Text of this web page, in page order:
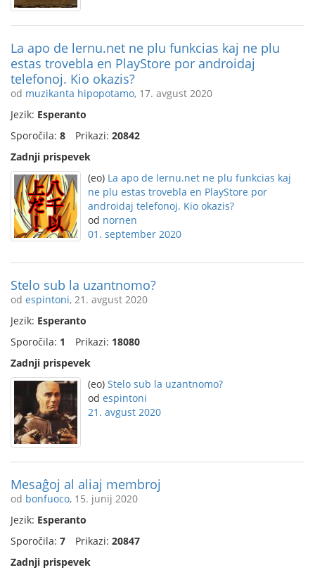
La apo de lernu.net ne plu funkcias kaj ne plu
estas trovebla en PlayStore por androidaj
telefonoj. Kio okazis?
od muzikanta hipopotamo, 17. avgust 2020
Jezik: Esperanto
Sporočila: 8 Prikazi: 20842
Zadnji prispevek
(eo) La apo de lernu.net ne plu funkcias kaj
ne plu estas trovebla en PlayStore por
androidaj telefonoj. Kio okazis?
od nornen
01. september 2020
Stelo sub la uzantnomo?
od espintoni, 21. avgust 2020
Jezik: Esperanto
Sporočila: 1 Prikazi: 18080
Zadnji prispevek
(eo) Stelo sub la uzantnomo?
od espintoni
21. avgust 2020
Mesaĝoj al aliaj membroj
od bonfuoco, 15. junij 2020
Jezik: Esperanto
Sporočila: 7 Prikazi: 20847
Zadnji prispevek